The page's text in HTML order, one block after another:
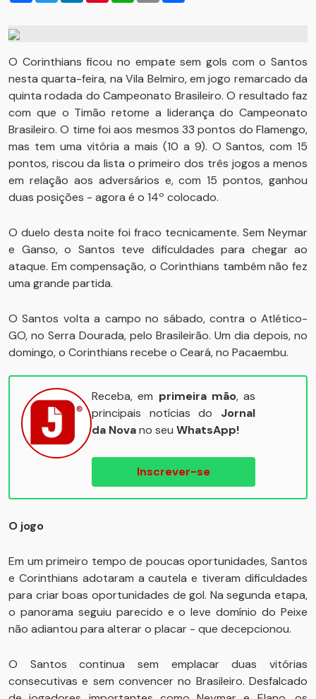
O Corinthians ficou no empate sem gols com o Santos
nesta quarta-feira, na Vila Belmiro, em jogo remarcado da
quinta rodada do Campeonato Brasileiro. O resultado faz
com que o Timão retome a liderança do Campeonato
Brasileiro. O time foi aos mesmos 33 pontos do Flamengo,
mas tem uma vitória a mais (10 a 9). O Santos, com 15
pontos, riscou da lista o primeiro dos três jogos a menos
em relação aos adversários e, com 15 pontos, ganhou
duas posições - agora é o 14º colocado.
O duelo desta noite foi fraco tecnicamente. Sem Neymar
e Ganso, o Santos teve dificuldades para chegar ao
ataque. Em compensação, o Corinthians também não fez
uma grande partida.
O Santos volta a campo no sábado, contra o Atlético-
GO, no Serra Dourada, pelo Brasileirão. Um dia depois, no
domingo, o Corinthians recebe o Ceará, no Pacaembu.
Receba, em primeira mão, as
principais notícias do Jornal
da Novano seu WhatsApp!
Inscrever-se
O jogo
Em um primeiro tempo de poucas oportunidades, Santos
e Corinthians adotaram a cautela e tiveram dificuldades
para criar boas oportunidades de gol. Na segunda etapa,
o panorama seguiu parecido e o leve domínio do Peixe
não adiantou para alterar o placar - que decepcionou.
O Santos continua sem emplacar duas vitórias
consecutivas e sem convencer no Brasileiro. Desfalcado